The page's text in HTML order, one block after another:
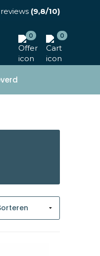
(9,8/10)
0 0